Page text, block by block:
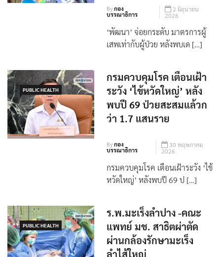
Byกอง
2 มิถุนายน
2026
‘พัฒนา’ จ่อยกระดับ มาตรการผู้
PUBLIC HEALTH
กรมควบคุมโรค เตือนเฝ้า
ระวัง ‘ไข้หวัดใหญ่’ หลัง
พบปี 69 ป่วยสะสมแล้วก
Byกอง
30 พฤษภาคม
2026
กรมควบคุมโรค เตือนเฝ้าระวัง ‘ไข้
PUBLIC HEALTH
ร.พ.มะเร็งลำปาง -คณะ
แพทย์ มช. สาธิตผ่าตัด
ผ่านกล้องรักษามะเร็ง